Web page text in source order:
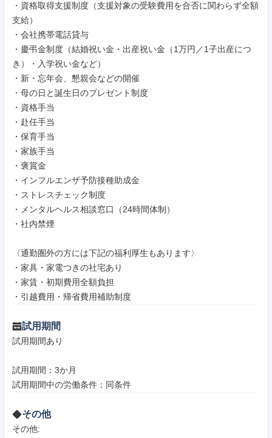
・資格取得⽀援制度（⽀援対象の受験費⽤を合否に関わらず全額
⽀給）
・会社携帯電話貸与
・慶弔⾦制度（結婚祝い⾦・出産祝い⾦（1万円／1⼦出産につ
き）・⼊学祝い⾦など）
・新・忘年会、懇親会などの開催
・⺟の⽇と誕⽣⽇のプレゼント制度
・資格⼿当
・赴任⼿当
・保育⼿当
・家族⼿当
・褒賞⾦
・インフルエンザ予防接種助成⾦
・ストレスチェック制度
・メンタルヘルス相談窓⼝（24時間体制）
・社内禁煙
〈通勤圏外の⽅には下記の福利厚⽣もあります〉
・家具・家電つきの社宅あり
・家賃・初期費⽤全額負担
・引越費⽤・帰省費⽤補助制度
試用期間
試用期間あり
試用期間：3か月
試用期間中の労働条件：同条件
その他
その他: